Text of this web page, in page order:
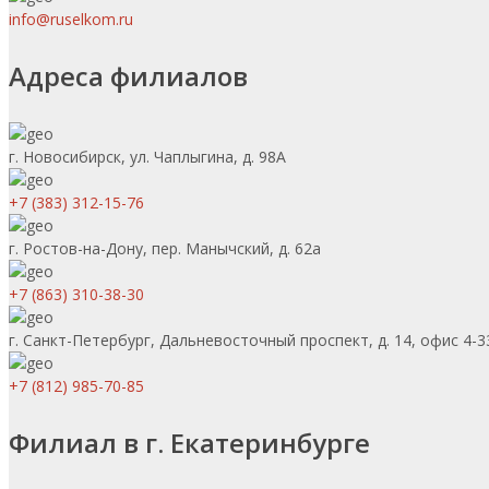
info@ruselkom.ru
Адреса филиалов
г. Новосибирск, ул. Чаплыгина, д. 98А
+7 (383) 312-15-76
г. Ростов-на-Дону, пер. Манычский, д. 62а
+7 (863) 310-38-30
г. Санкт-Петербург, Дальневосточный проспект, д. 14, офис 4-
+7 (812) 985-70-85
Филиал в г. Екатеринбурге